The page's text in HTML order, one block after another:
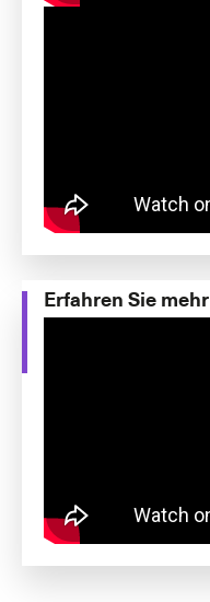
Erfahren Sie mehr